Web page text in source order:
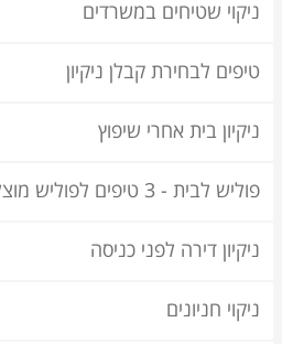
ניקוי שטיחים במשרדים
טיפים לבחירת קבלן ניקיון
ניקיון בית אחרי שיפוץ
פוליש לבית - 3 טיפים לפוליש מוצלח
ניקיון דירה לפני כניסה
ניקוי חניונים